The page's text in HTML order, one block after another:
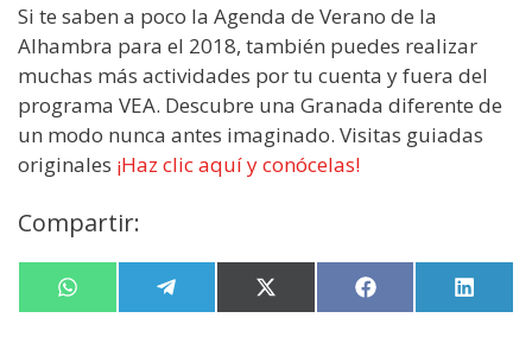
Si te saben a poco la Agenda de Verano de la
Alhambra para el 2018, también puedes realizar
muchas más actividades por tu cuenta y fuera del
programa VEA. Descubre una Granada diferente de
un modo nunca antes imaginado. Visitas guiadas
originales ¡Haz clic aquí y conócelas!
Compartir:
Compartir
en
W
h
Compartir
en
e
Compartir
en
X
(
Compartir
en
F
a en
L
i